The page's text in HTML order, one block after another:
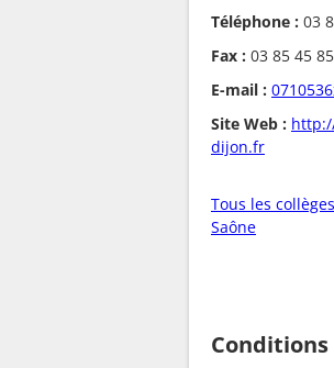
Téléphone : 03
Fax : 03 85 45
E-mail :
Site Web :
dijon.fr
Tous les
Saône